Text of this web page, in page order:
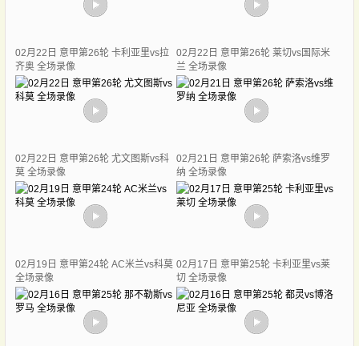
02月22日 意甲第26轮 卡利亚里vs拉
齐奥 全场录像
02月22日 意甲第26轮 莱切vs国际米
兰 全场录像
02月22日 意甲第26轮 尤文图斯vs科
莫 全场录像
02月21日 意甲第26轮 萨索洛vs维罗
纳 全场录像
02月19日 意甲第24轮 AC米兰vs科莫
全场录像
02月17日 意甲第25轮 卡利亚里vs莱
切 全场录像